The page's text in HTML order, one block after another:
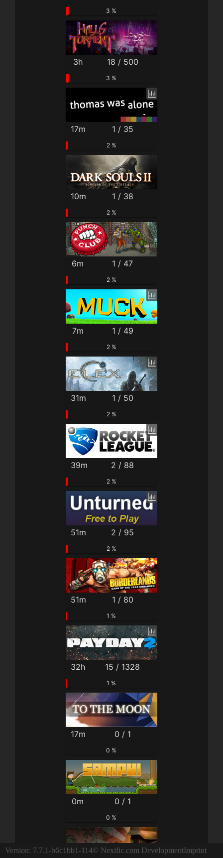
3 %
3h 18 / 500
3 %
17m 1 / 35
2 %
10m 1 / 38
2 %
6m 1 / 47
2 %
7m 1 / 49
2 %
31m 1 / 50
2 %
39m 2 / 88
2 %
51m 2 / 95
2 %
51m 1 / 80
1 %
32h 15 / 1328
1 %
17m 0 / 1
0 %
0m 0 / 1
0 %
Version: 7.7.1-b6c1bb1-114© Nexific.com DevelopmentImprint